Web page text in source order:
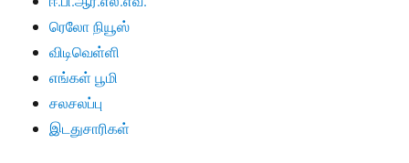
ரெலோ நியூஸ்
விடிவெள்ளி
எங்கள் பூமி
சலசலப்பு
இடதுசாரிகள்